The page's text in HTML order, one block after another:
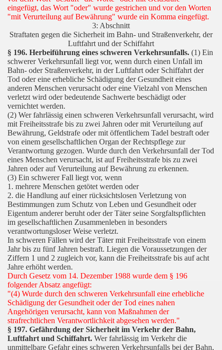
eingefügt, das Wort "oder" wurde gestrichen und vor den Worten
"mit Verurteilung auf Bewährung" wurde ein Komma eingefügt.
3: Abschnitt
Straftaten gegen die Sicherheit im Bahn- und Straßenverkehr, der
Luftfahrt und der Schiffahrt
§ 196. Herbeiführung eines schweren Verkehrsunfalls. (1) Ein
schwerer Verkehrsunfall liegt vor, wenn durch einen Unfall im
Bahn- oder Straßenverkehr, in der Luftfahrt oder Schiffahrt der
Tod oder eine erhebliche Schädigung der Gesundheit eines
anderen Menschen verursacht oder eine Vielzahl von Menschen
verletzt wird oder bedeutende Sachwerte beschädigt oder
vernichtet werden.
(2) Wer fahrlässig einen schweren Verkehrsunfall verursacht, wird
mit Freiheitsstrafe bis zu zwei Jahren oder mit Verurteilung auf
Bewährung, Geldstrafe oder mit öffentlichem Tadel bestraft oder
von einem gesellschaftlichen Organ der Rechtspflege zur
Verantwortung gezogen. Wurde durch den Verkehrsunfall der Tod
eines Menschen verursacht, ist auf Freiheitsstrafe bis zu zwei
Jahren oder auf Verurteilung auf Bewährung zu erkennen.
(3) Ein schwerer Fall liegt vor, wenn
1. mehrere Menschen getötet werden oder
2. die Handlung auf einer rücksichtslosen Verletzung von
Bestimmungen zum Schutz von Leben und Gesundheit oder
Eigentum anderer beruht oder der Täter seine Sorgfaltspflichten
im gesellschaftlichen Zusammenleben in besonders
verantwortungsloser Weise verletzt.
In schweren Fällen wird der Täter mit Freiheitsstrafe von einem
Jahr bis zu fünf Jahren bestraft. Liegen die Voraussetzungen der
Ziffern 1 und 2 zugleich vor, kann die Freiheitsstrafe bis auf acht
Jahre erhöht werden.
Durch Gesetz vom 14. Dezember 1988 wurde dem § 196
folgender Absatz angefügt:
"(4) Wurde durch den schweren Verkehrsunfall eine erhebliche
Schädigung der Gesundheit oder der Tod eines nahen
Angehörigen verursacht, kann von Maßnahmen der
strafrechtlichen Verantwortlichkeit abgesehen werden."
§ 197. Gefährdung der Sicherheit im Verkehr der Bahn,
Luftfahrt und Schiffahrt. Wer fahrlässig im Verkehr die
unmittelbare Gefahr eines schweren Verkehrsunfalls bei der Bahn,